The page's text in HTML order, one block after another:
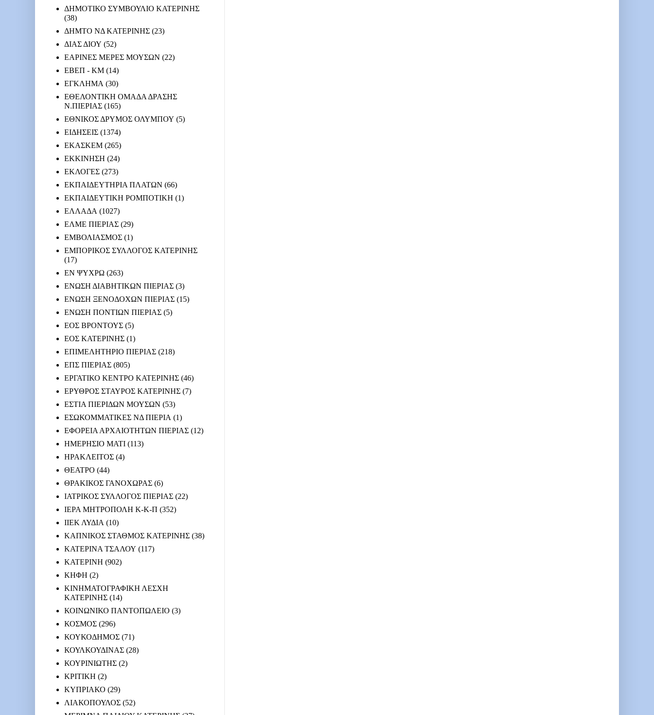
ΔΗΜΟΤΙΚΟ ΣΥΜΒΟΥΛΙΟ ΚΑΤΕΡΙΝΗΣ
(38)
ΔΗΜΤΟ ΝΔ ΚΑΤΕΡΙΝΗΣ (23)
ΔΙΑΣ ΔΙΟΥ (52)
ΕΑΡΙΝΕΣ ΜΕΡΕΣ ΜΟΥΣΩΝ (22)
ΕΒΕΠ - ΚΜ (14)
ΕΓΚΛΗΜΑ (30)
ΕΘΕΛΟΝΤΙΚΗ ΟΜΑΔΑ ΔΡΑΣΗΣ
Ν.ΠΙΕΡΙΑΣ (165)
ΕΘΝΙΚΟΣ ΔΡΥΜΟΣ ΟΛΥΜΠΟΥ (5)
ΕΙΔΗΣΕΙΣ (1374)
ΕΚΑΣΚΕΜ (265)
ΕΚΚΙΝΗΣΗ (24)
ΕΚΛΟΓΕΣ (273)
ΕΚΠΑΙΔΕΥΤΗΡΙΑ ΠΛΑΤΩΝ (66)
ΕΚΠΑΙΔΕΥΤΙΚΗ ΡΟΜΠΟΤΙΚΗ (1)
ΕΛΛΑΔΑ (1027)
ΕΛΜΕ ΠΙΕΡΙΑΣ (29)
ΕΜΒΟΛΙΑΣΜΟΣ (1)
ΕΜΠΟΡΙΚΟΣ ΣΥΛΛΟΓΟΣ ΚΑΤΕΡΙΝΗΣ
(17)
ΕΝ ΨΥΧΡΩ (263)
ΕΝΩΣΗ ΔΙΑΒΗΤΙΚΩΝ ΠΙΕΡΙΑΣ (3)
ΕΝΩΣΗ ΞΕΝΟΔΟΧΩΝ ΠΙΕΡΙΑΣ (15)
ΕΝΩΣΗ ΠΟΝΤΙΩΝ ΠΙΕΡΙΑΣ (5)
ΕΟΣ ΒΡΟΝΤΟΥΣ (5)
ΕΟΣ ΚΑΤΕΡΙΝΗΣ (1)
ΕΠΙΜΕΛΗΤΗΡΙΟ ΠΙΕΡΙΑΣ (218)
ΕΠΣ ΠΙΕΡΙΑΣ (805)
ΕΡΓΑΤΙΚΟ ΚΕΝΤΡΟ ΚΑΤΕΡΙΝΗΣ (46)
ΕΡΥΘΡΟΣ ΣΤΑΥΡΟΣ ΚΑΤΕΡΙΝΗΣ (7)
ΕΣΤΙΑ ΠΙΕΡΙΔΩΝ ΜΟΥΣΩΝ (53)
ΕΣΩΚΟΜΜΑΤΙΚΕΣ ΝΔ ΠΙΕΡΙΑ (1)
ΕΦΟΡΕΙΑ ΑΡΧΑΙΟΤΗΤΩΝ ΠΙΕΡΙΑΣ (12)
ΗΜΕΡΗΣΙΟ ΜΑΤΙ (113)
ΗΡΑΚΛΕΙΤΟΣ (4)
ΘΕΑΤΡΟ (44)
ΘΡΑΚΙΚΟΣ ΓΑΝΟΧΩΡΑΣ (6)
ΙΑΤΡΙΚΟΣ ΣΥΛΛΟΓΟΣ ΠΙΕΡΙΑΣ (22)
ΙΕΡΑ ΜΗΤΡΟΠΟΛΗ Κ-Κ-Π (352)
ΙΙΕΚ ΛΥΔΙΑ (10)
ΚΑΠΝΙΚΟΣ ΣΤΑΘΜΟΣ ΚΑΤΕΡΙΝΗΣ (38)
ΚΑΤΕΡΙΝΑ ΤΣΑΛΟΥ (117)
ΚΑΤΕΡΙΝΗ (902)
ΚΗΦΗ (2)
ΚΙΝΗΜΑΤΟΓΡΑΦΙΚΗ ΛΕΣΧΗ
ΚΑΤΕΡΙΝΗΣ (14)
ΚΟΙΝΩΝΙΚΟ ΠΑΝΤΟΠΩΛΕΙΟ (3)
ΚΟΣΜΟΣ (296)
ΚΟΥΚΟΔΗΜΟΣ (71)
ΚΟΥΛΚΟΥΔΙΝΑΣ (28)
ΚΟΥΡΙΝΙΩΤΗΣ (2)
ΚΡΙΤΙΚΗ (2)
ΚΥΠΡΙΑΚΟ (29)
ΛΙΑΚΟΠΟΥΛΟΣ (52)